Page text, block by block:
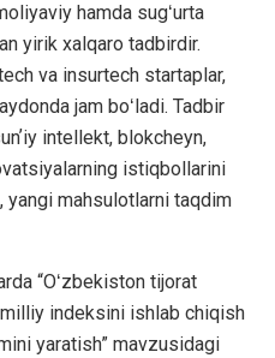
hamda sugʻurta
yirik xalqaro tadbirdir.
va insurtech startaplar,
jam boʻladi. Tadbir
intellekt, blokcheyn,
istiqbollarini
yangi mahsulotlarni taqdim
“Oʻzbekiston tijorat
indeksini ishlab chiqish
yaratish” mavzusidagi